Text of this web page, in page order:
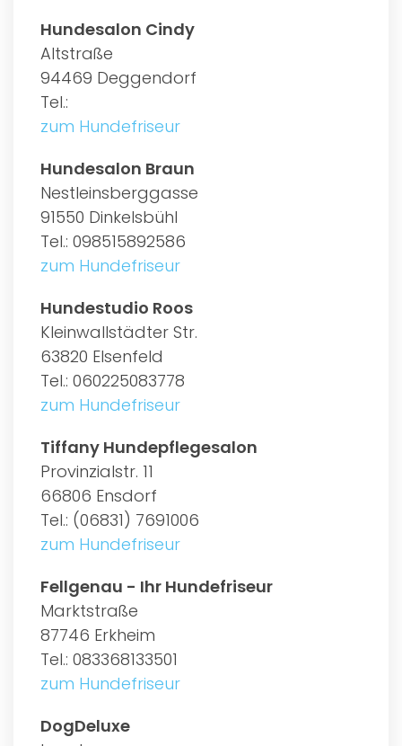
Hundesalon Cindy
Altstraße
94469 Deggendorf
Tel.:
zum Hundefriseur
Hundesalon Braun
Nestleinsberggasse
91550 Dinkelsbühl
Tel.: 098515892586
zum Hundefriseur
Hundestudio Roos
Kleinwallstädter Str.
63820 Elsenfeld
Tel.: 060225083778
zum Hundefriseur
Tiffany Hundepflegesalon
Provinzialstr. 11
66806 Ensdorf
Tel.: (06831) 7691006
zum Hundefriseur
Fellgenau - Ihr Hundefriseur
Marktstraße
87746 Erkheim
Tel.: 083368133501
zum Hundefriseur
DogDeluxe